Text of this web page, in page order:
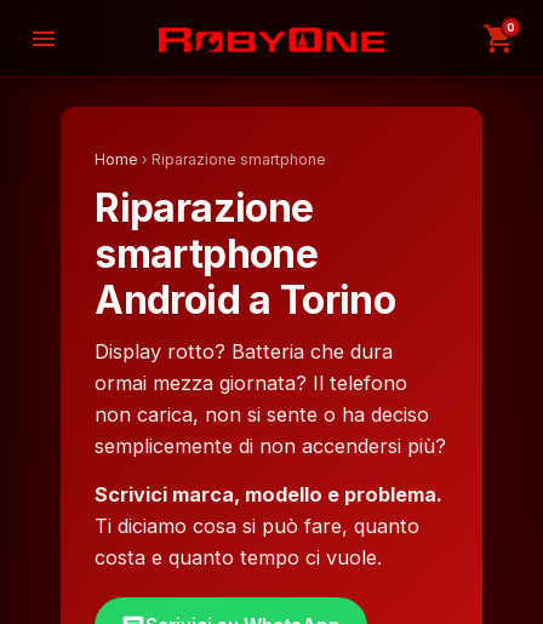
menu shopping_cart
0
Home › Riparazione smartphone
Riparazione
smartphone
Android a Torino
Display rotto? Batteria che dura
ormai mezza giornata? Il telefono
non carica, non si sente o ha deciso
semplicemente di non accendersi più?
Scrivici marca, modello e problema.
Ti diciamo cosa si può fare, quanto
costa e quanto tempo ci vuole.